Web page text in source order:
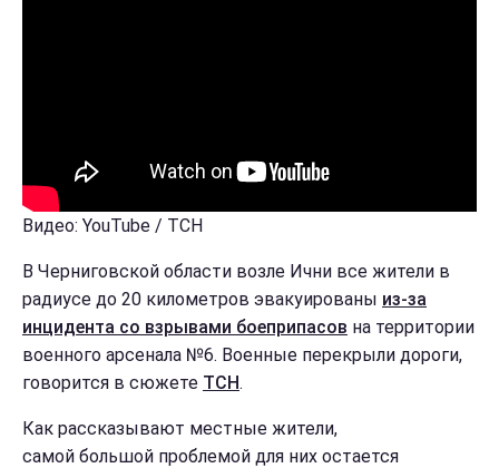
Видео: YouTube / ТСН
В Черниговской области возле Ични все жители в
радиусе до 20 километров эвакуированы из-за
инцидента со взрывами боеприпасов на территории
военного арсенала №6. Военные перекрыли дороги,
говорится в сюжете ТСН.
Как рассказывают местные жители,
самой большой проблемой для них остается